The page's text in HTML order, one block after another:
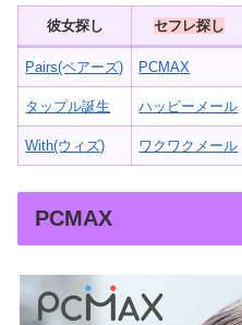
彼女探し セフレ探し
Pairs(ペアーズ) PCMAX
タップル誕生 ハッピーメール
With(ウィズ) ワクワクメール
PCMAX